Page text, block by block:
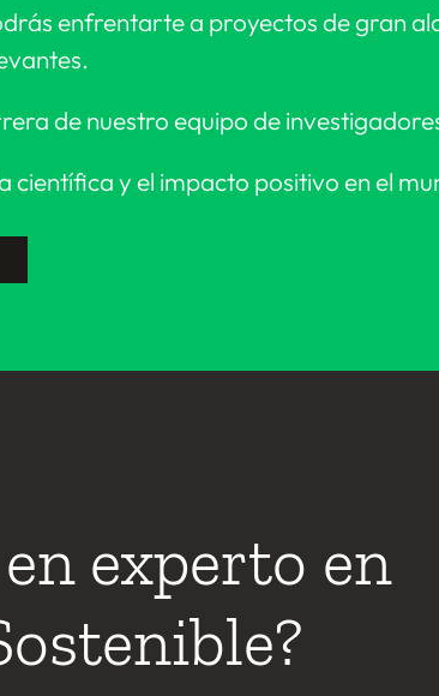
enfrentarte a proyectos de gran
de nuestro equipo de
y el impacto positivo en el
experto en